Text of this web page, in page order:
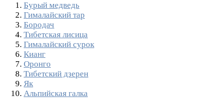
Бурый медведь
Гималайский тар
Бородач
Тибетская лисица
Гималайский сурок
Кианг
Оронго
Тибетский дзерен
Як
Альпийская галка